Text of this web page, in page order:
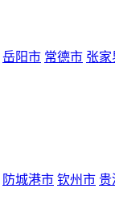
岳阳市 常德市 张家
防城港市 钦州市 贵